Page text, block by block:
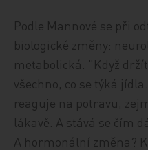
Podle Mannové se při
biologické změny:
metabolická. "Když
všechno, co se týká
reaguje na potravu,
lákavě. A stává se čím
A hormonální změna?